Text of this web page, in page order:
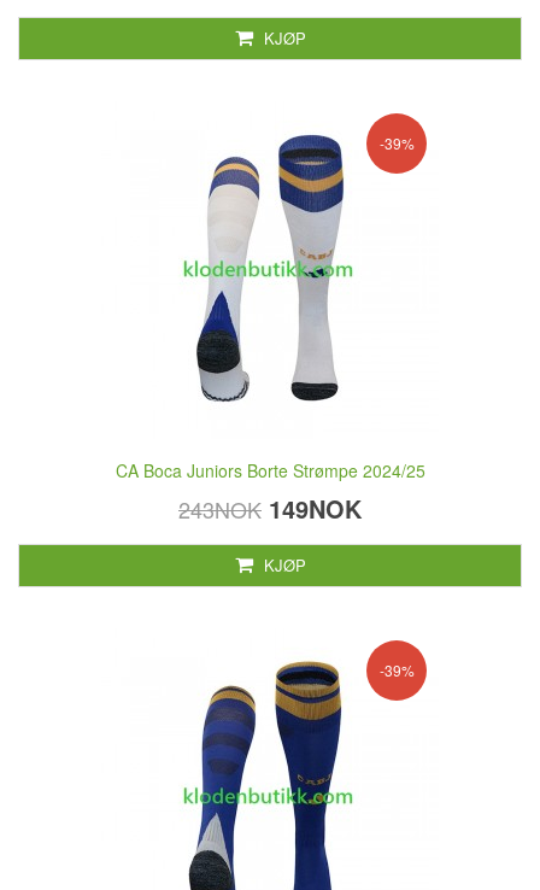
KJØP
-39%
CA Boca Juniors Borte Strømpe 2024/25
243NOK 149NOK
KJØP
-39%